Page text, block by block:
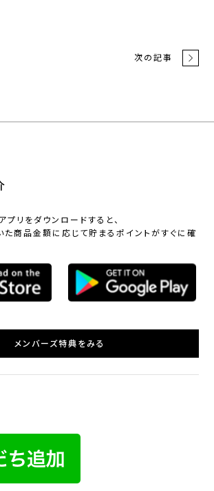
次の記事
リをダウンロードすると、
た商品金額に応じて貯まるポイントがすぐに確
メンバーズ特典をみる